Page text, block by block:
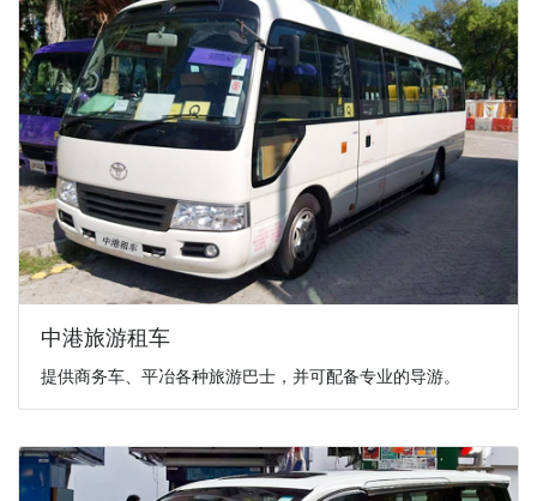
中港旅游租车
提供商务车、平冶各种旅游巴士，并可配备专业的导游。